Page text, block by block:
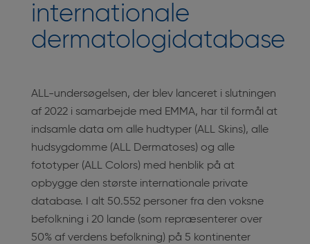
internationale
dermatologidatabase
ALL-undersøgelsen, der blev lanceret i slutningen
af 2022 i samarbejde med EMMA, har til formål at
indsamle data om alle hudtyper (ALL Skins), alle
hudsygdomme (ALL Dermatoses) og alle
fototyper (ALL Colors) med henblik på at
opbygge den største internationale private
database. I alt 50.552 personer fra den voksne
befolkning i 20 lande (som repræsenterer over
50% af verdens befolkning) på 5 kontinenter